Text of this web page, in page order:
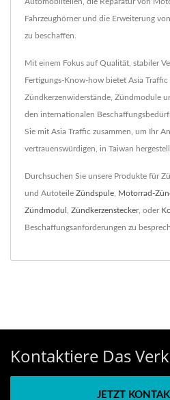
Fahrzeughörner und die Erweiterung
zu beschaffen.
Mit einem Fokus auf Qualität, stabiler
Fertigungs-Know-how bietet Asia
Zündkerzenwiderstände, Zündmodule
den internationalen
Sie mit Asia Traffic zusammen, um Ihr
vertrauenswürdigen, in Taiwan
Durchsuchen Sie unsere Produkte für
und Autoteile Zündspule Motorrad-
Zündmodul Zündkerzenstecker, oder
Beschaffungsanforderungen zu
Kontaktiere Das
JETZT